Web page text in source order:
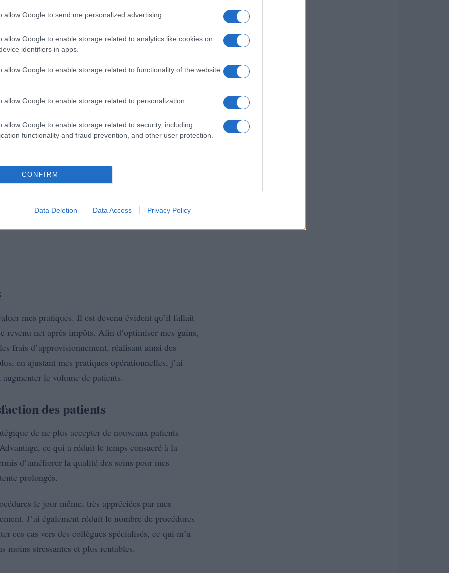
allow Google to send me personalized advertising.
allow Google to enable storage related to analytics like cookies on
identifiers in apps.
allow Google to enable storage related to functionality of the website
allow Google to enable storage related to personalization.
allow Google to enable storage related to security, including
functionality and fraud prevention, and other user protection.
CONFIRM
Data Deletion Data Access Privacy Policy
de mes revenus W-2 de 37 % la première
années suivantes. Mon revenu annuel moyen
il est essentiel de noter que les remboursements
d’environ 11 % durant cette période, tandis que les
mes pratiques. Il est devenu évident qu’il fallait
revenu net après impôts. Afin d’optimiser mes gains,
frais d’approvisionnement, réalisant ainsi des
en ajustant mes pratiques opérationnelles, j’ai
le volume de patients.
des patients
de ne plus accepter de nouveaux patients
ce qui a réduit le temps consacré à la
d’améliorer la qualité des soins pour mes
prolongés.
le jour même, très appréciées par mes
J’ai également réduit le nombre de procédures
ces cas vers des collègues spécialisés, ce qui m’a
moins stressantes et plus rentables.